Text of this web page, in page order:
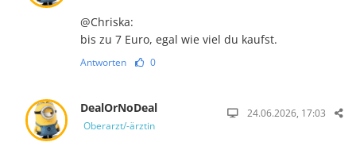
@Chriska:
bis zu 7 Euro, egal wie viel du kaufst.
Antworten 0
DealOrNoDeal
Oberarzt/-ärztin
24.06.2026, 17:03